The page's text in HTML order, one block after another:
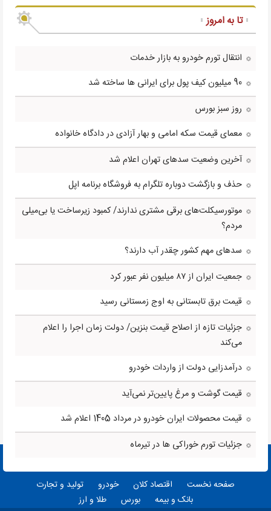
تا به امروز
انتقال تورم خودرو به بازار خدمات
90 میلیون کیف پول برای ایرانی ها ساخته شد
روز سبز بورس
معمای قیمت سکه امامی و بهار آزادی در دادگاه خانواده
آخرین وضعیت سدهای تهران اعلام شد
حذف و بازگشت دوباره تلگرام به فروشگاه برنامه اپل
موتورسیکلت‌های برقی مشتری ندارند/ کمبود زیرساخت یا بی‌میلی
مردم؟
سدهای مهم کشور چقدر آب دارند؟
جمعیت ایران از ۸۷ میلیون نفر عبور کرد
قیمت برق تابستانی به اوج زمستانی رسید
جزئیات تازه از اصلاح قیمت بنزین/ دولت زمان اجرا را اعلام
می‌کند
درآمدزایی دولت از واردات خودرو
قیمت گوشت و مرغ پایین‌تر نمی‌آید
قیمت محصولات ایران خودرو در مرداد 1405 اعلام شد
جزئیات تورم خوراکی ها در تیرماه
صفحه نخست اقتصاد کلان خودرو
تولید و تجارت
بانک و بیمه
بورس طلا و ارز